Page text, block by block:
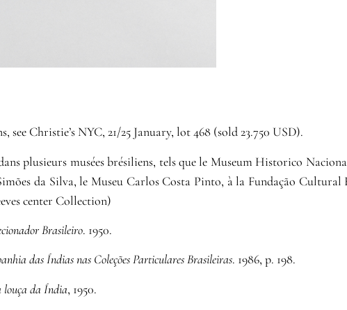
see Christie’s NYC, 21/25 January, lot 468 (sold 23.750 USD).
plusieurs musées brésiliens, tels que le Museum Historico
da Silva, le Museu Carlos Costa Pinto, à la Fundação
center Collection)
Brasileiro. 1950.
das Índias nas Coleções Particulares Brasileiras. 1986, p. 198.
louça da Índia, 1950.